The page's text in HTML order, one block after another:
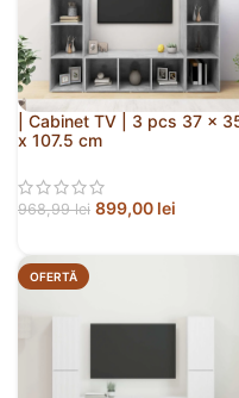
| Cabinet TV | 3 pcs 37 x
x 107.5 cm
968,99lei 899,00 lei
OFERTĂ